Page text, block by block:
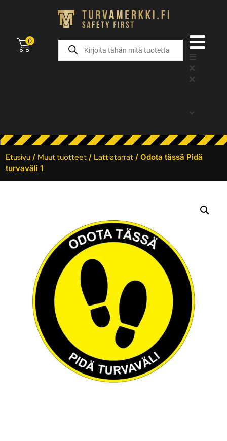
0
Etusivu / Muut tuotteet / Lattiatarrat / Odota tässä Pidä
turvaväli 1